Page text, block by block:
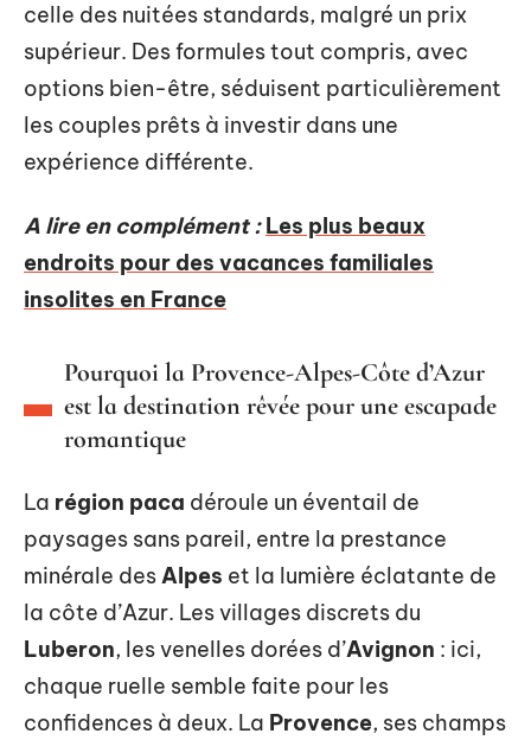
celle des nuitées standards, malgré un prix
supérieur. Des formules tout compris, avec
options bien-être, séduisent particulièrement
les couples prêts à investir dans une
expérience différente.
A lire en complément : Les plus beaux
endroits pour des vacances familiales
insolites en France
Pourquoi la Provence-Alpes-Côte d’Azur
est la destination rêvée pour une escapade
romantique
La région paca déroule un éventail de
paysages sans pareil, entre la prestance
minérale des Alpes et la lumière éclatante de
la côte d’Azur. Les villages discrets du
Luberon, les venelles dorées d’Avignon : ici,
chaque ruelle semble faite pour les
confidences à deux. La Provence, ses champs